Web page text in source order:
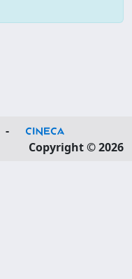
-
Copyright © 2026